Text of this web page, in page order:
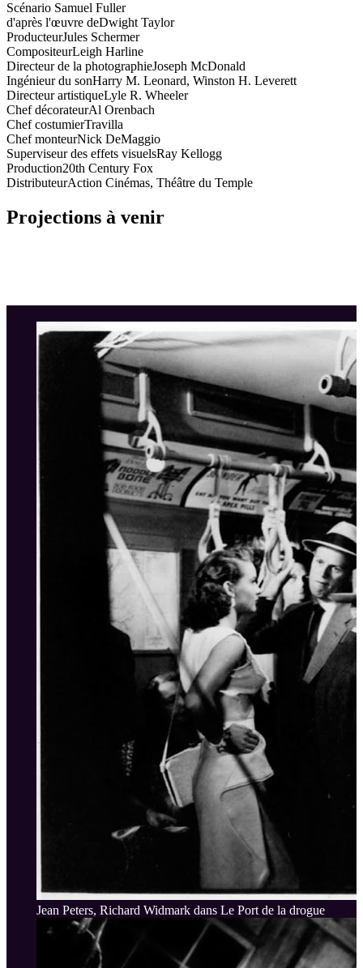
Scénario Samuel Fuller
d'après l'œuvre deDwight Taylor
ProducteurJules Schermer
CompositeurLeigh Harline
Directeur de la photographieJoseph McDonald
Ingénieur du sonHarry M. Leonard, Winston H. Leverett
Directeur artistiqueLyle R. Wheeler
Chef décorateurAl Orenbach
Chef costumierTravilla
Chef monteurNick DeMaggio
Superviseur des effets visuelsRay Kellogg
Production20th Century Fox
DistributeurAction Cinémas, Théâtre du Temple
Projections à venir
Jean Peters, Richard Widmark dans Le Port de la drogue